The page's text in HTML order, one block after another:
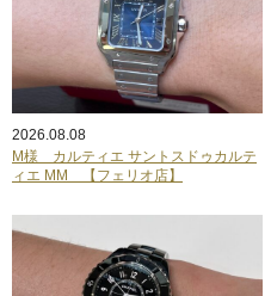
2026.08.08
M様 カルティエ サントスドゥカルテ
ィエ MM 【フェリオ店】